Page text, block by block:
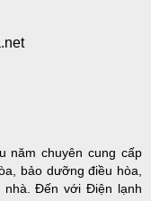
năm chuyên cung cấp
bảo dưỡng điều hòa,
nhà. Đến với Điện lạnh